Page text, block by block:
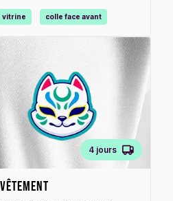
vitrine colle face avant
4 jours